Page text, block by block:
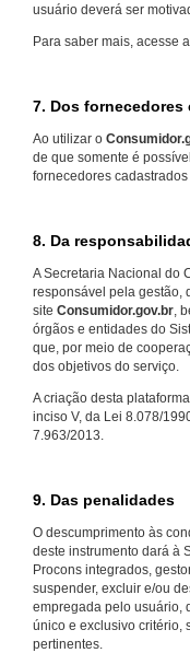
usuário deverá ser
Para saber mais, acesse a
7. Dos fornecedores
Ao utilizar o
de que somente é
fornecedores cadastrados
8. Da
A Secretaria Nacional do
responsável pela gestão,
site Consumidor.gov.br,
órgãos e entidades do
que, por meio de
dos objetivos do serviço.
A criação desta
inciso V, da Lei 8.078/
7.963/2013.
9. Das penalidades
O descumprimento às
deste instrumento dará à
Procons integrados,
suspender, excluir e/ou
empregada pelo usuário,
único e exclusivo critério,
pertinentes.